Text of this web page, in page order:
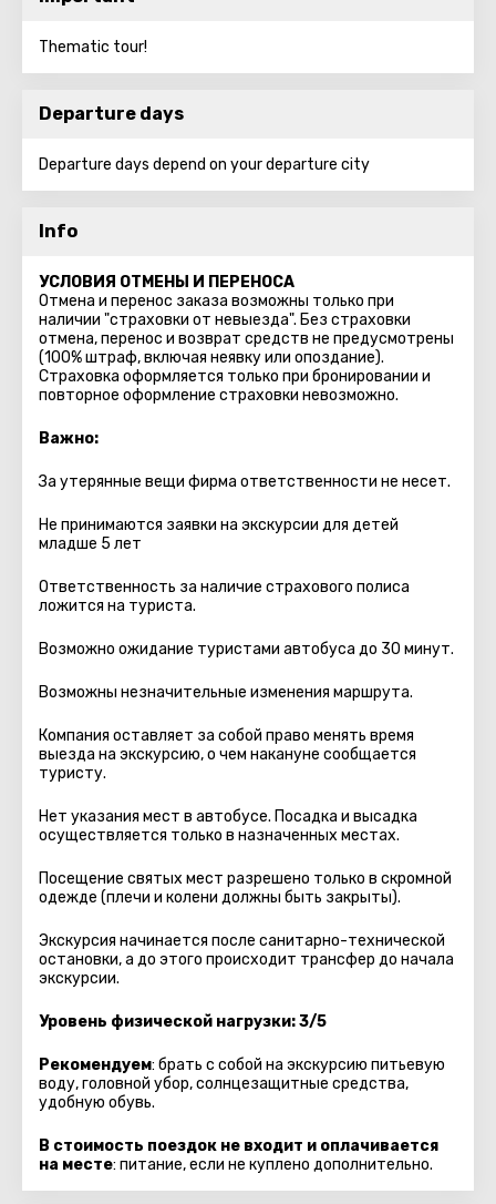
Thematic tour!
Departure days
Departure days depend on your departure city
Info
УСЛОВИЯ ОТМЕНЫ И ПЕРЕНОСА
Отмена и перенос заказа возможны только при
наличии "страховки от невыезда". Без страховки
отмена, перенос и возврат средств не предусмотрены
(100% штраф, включая неявку или опоздание).
Страховка оформляется только при бронировании и
повторное оформление страховки невозможно.
Важно:
За утерянные вещи фирма ответственности не несет.
Не принимаются заявки на экскурсии для детей
младше 5 лет
Ответственность за наличие страхового полиса
ложится на туриста.
Возможно ожидание туристами автобуса до 30 минут.
Возможны незначительные изменения маршрута.
Компания оставляет за собой право менять время
выезда на экскурсию, о чем накануне сообщается
туристу.
Нет указания мест в автобуcе. Посадка и высадка
осуществляется только в назначенных местах.
Посещение святых мест разрешено только в скромной
одежде (плечи и колени должны быть закрыты).
Экскурсия начинается после санитарно-технической
остановки, а до этого происходит трансфер до начала
экскурсии.
Уровень физической нагрузки: 3/5
Рекомендуем: брать с собой на экскурсию питьевую
воду, головной убор, солнцезащитные средства,
удобную обувь.
В стоимость поездок не входит и оплачивается
на месте: питание, если не куплено дополнительно.